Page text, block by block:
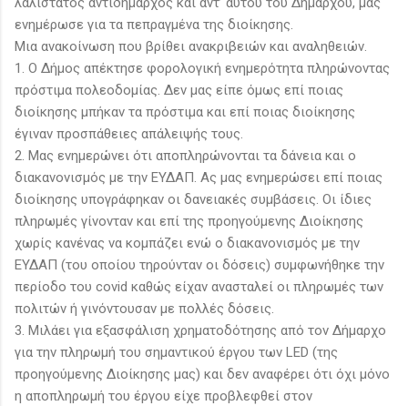
ενημέρωσε για τα πεπραγμένα της διοίκησης.
Μια ανακοίνωση που βρίθει ανακριβειών και αναληθειών.
1. Ο Δήμος απέκτησε φορολογική ενημερότητα πληρώνοντας
πρόστιμα πολεοδομίας. Δεν μας είπε όμως επί ποιας
διοίκησης μπήκαν τα πρόστιμα και επί ποιας διοίκησης
έγιναν προσπάθειες απάλειψής τους.
2. Μας ενημερώνει ότι αποπληρώνονται τα δάνεια και ο
διακανονισμός με την ΕΥΔΑΠ. Ας μας ενημερώσει επί ποιας
διοίκησης υπογράφηκαν οι δανειακές συμβάσεις. Οι ίδιες
πληρωμές γίνονταν και επί της προηγούμενης Διοίκησης
χωρίς κανένας να κομπάζει ενώ ο διακανονισμός με την
ΕΥΔΑΠ (του οποίου τηρούνταν οι δόσεις) συμφωνήθηκε την
περίοδο του covid καθώς είχαν ανασταλεί οι πληρωμές των
πολιτών ή γινόντουσαν με πολλές δόσεις.
3. Μιλάει για εξασφάλιση χρηματοδότησης από τον Δήμαρχο
για την πληρωμή του σημαντικού έργου των LED (της
προηγούμενης Διοίκησης μας) και δεν αναφέρει ότι όχι μόνο
η αποπληρωμή του έργου είχε προβλεφθεί στον